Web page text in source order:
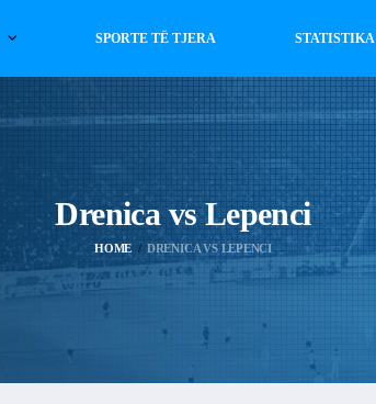
SPORTE TË TJERA STATISTIKA
Drenica vs Lepenci
HOME DRENICA VS LEPENCI